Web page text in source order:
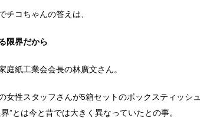
チコちゃんの答えは、
限界だから
庭紙工業会会長の林廣文さん。
女性スタッフさんが5箱セットのボックスティッシ
”とは今と昔では大きく異なっていたとの事。